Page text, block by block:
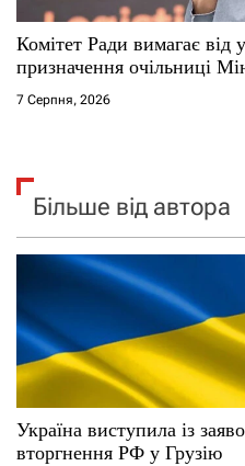
Комітет Ради вимагає від
призначення очільниці
7 Серпня, 2026
Більше від автора
Україна виступила із
вторгнення РФ у Грузію